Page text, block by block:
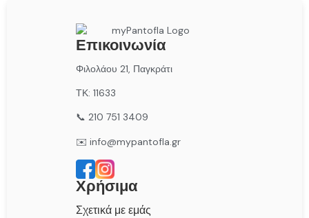
Επικοινωνία
Φιλολάου 21, Παγκράτι
ΤΚ: 11633
📞 210 751 3409
✉️ info@mypantofla.gr
Χρήσιμα
Σχετικά με εμάς